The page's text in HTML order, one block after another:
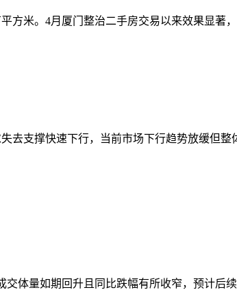
米。4月厦门整治二手房交易以来效果显著
支撑快速下行，当前市场下行趋势放缓但整
体量如期回升且同比跌幅有所收窄，预计后续